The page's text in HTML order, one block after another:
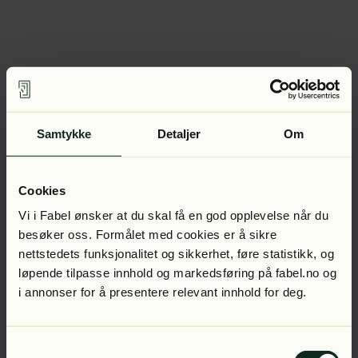
Samtykke Detaljer Om
Cookies
Vi i Fabel ønsker at du skal få en god opplevelse når du
besøker oss. Formålet med cookies er å sikre
nettstedets funksjonalitet og sikkerhet, føre statistikk, og
løpende tilpasse innhold og markedsføring på fabel.no og
i annonser for å presentere relevant innhold for deg.